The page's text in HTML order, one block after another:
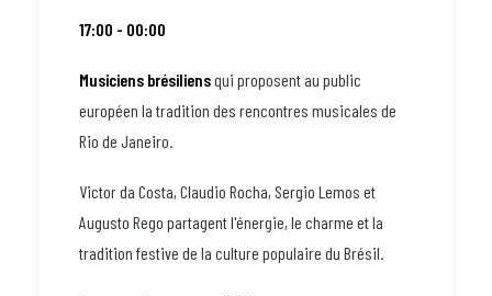
17:00 - 00:00
Musiciens brésiliensqui proposent au public
européen la tradition des rencontres musicales de
Rio de Janeiro.
Victor da Costa, Claudio Rocha, Sergio Lemos et
Augusto Rego partagent l'énergie, le charme et la
tradition festive de la culture populaire du Brésil.